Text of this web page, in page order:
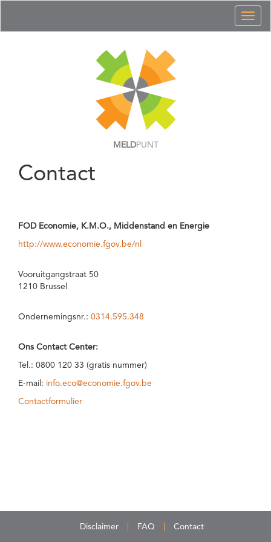
MELDPUNT
Contact
FOD Economie, K.M.O., Middenstand en Energie
http://www.economie.fgov.be/nl
Vooruitgangstraat 50
1210 Brussel
Ondernemingsnr.: 0314.595.348
Ons Contact Center:
Tel.: 0800 120 33 (gratis nummer)
E-mail: info.eco@economie.fgov.be
Contactformulier
Disclaimer FAQ Contact